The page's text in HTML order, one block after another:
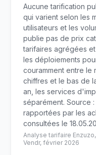
Aucune tarification
qui varient selon les
utilisateurs et les
publie pas de prix
tarifaires agrégées
les déploiements
couramment entre le
chiffres et le bas de
an, les services
séparément. Source
rapportées par les
consultées le
Analyse tarifaire
Vendr, février 2026